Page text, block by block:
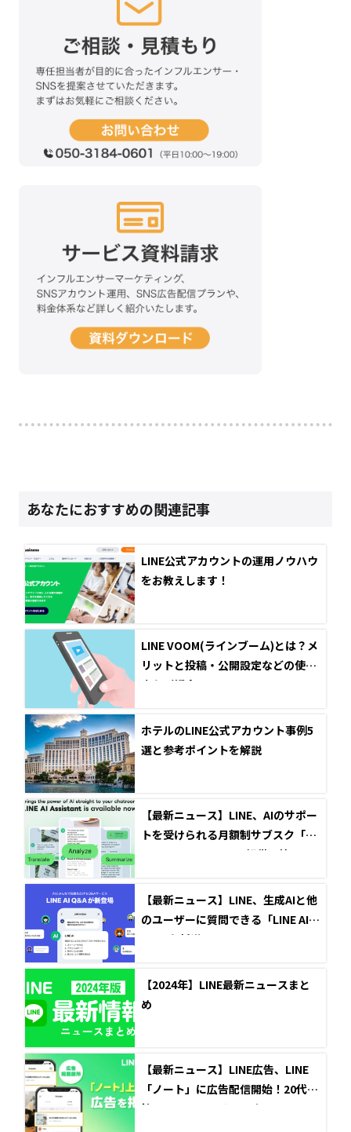
あなたにおすすめの関連記事
LINE公式アカウントの運用ノウハウ
をお教えします！
LINE VOOM(ラインブーム)とは？メ
リットと投稿・公開設定などの使い
方をご紹介！
ホテルのLINE公式アカウント事例5
選と参考ポイントを解説
【最新ニュース】LINE、AIのサポー
トを受けられる月額制サブスク「LI
NE AI Assistant」の提供開始
【最新ニュース】LINE、生成AIと他
のユーザーに質問できる「LINE AI Q
&A」を新導入
【2024年】LINE最新ニュースまと
め
【最新ニュース】LINE広告、LINE
「ノート」に広告配信開始！20代女
性ユーザーへのリーチ強化へ